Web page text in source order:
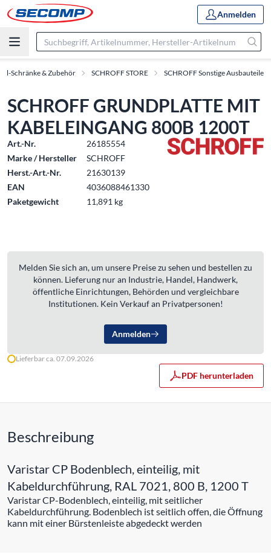
Anmelden
Schränke & Zubehör SCHROFF STORE SCHROFF Sonstige Ausbauteile
SCHROFF GRUNDPLATTE MIT
KABELEINGANG 800B 1200T
Art.-Nr.
26185554
Marke / Hersteller
SCHROFF
Herst.-Art.-Nr.
21630139
EAN
4036088461330
Paketgewicht
11,891 kg
Melden Sie sich an, um unsere Preise zu sehen und bestellen zu
können. Lieferung nur an Industrie, Handel, Handwerk,
öffentliche Einrichtungen, Behörden und vergleichbare
Institutionen. Kein Verkauf an Privatpersonen!
Anmelden
Lieferbar ca. 07.09.2026
PDF herunterladen
Beschreibung
Varistar CP Bodenblech, einteilig, mit
Kabeldurchführung, RAL 7021, 800 B, 1200 T
Varistar CP-Bodenblech, einteilig, mit seitlicher
Kabeldurchführung. Bodenblech ist seitlich offen, die Öffnung
kann mit einer Bürstenleiste abgedeckt werden